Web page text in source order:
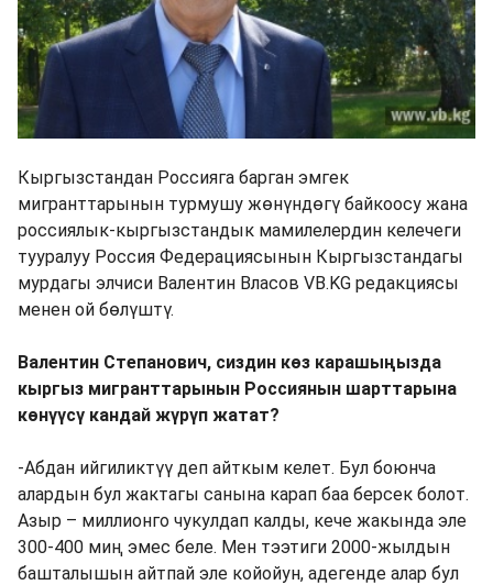
Кыргызстандан Россияга барган эмгек
мигранттарынын турмушу жөнүндөгү байкоосу жана
россиялык-кыргызстандык мамилелердин келечеги
тууралуу Россия Федерациясынын Кыргызстандагы
мурдагы элчиси Валентин Власов VB.KG редакциясы
менен ой бөлүштү.
Валентин Степанович, сиздин көз карашыңызда
кыргыз мигранттарынын Россиянын шарттарына
көнүүсү кандай жүрүп жатат?
-Абдан ийгиликтүү деп айткым келет. Бул боюнча
алардын бул жактагы санына карап баа берсек болот.
Азыр – миллионго чукулдап калды, кече жакында эле
300-400 миң эмес беле. Мен тээтиги 2000-жылдын
башталышын айтпай эле койойун, адегенде алар бул